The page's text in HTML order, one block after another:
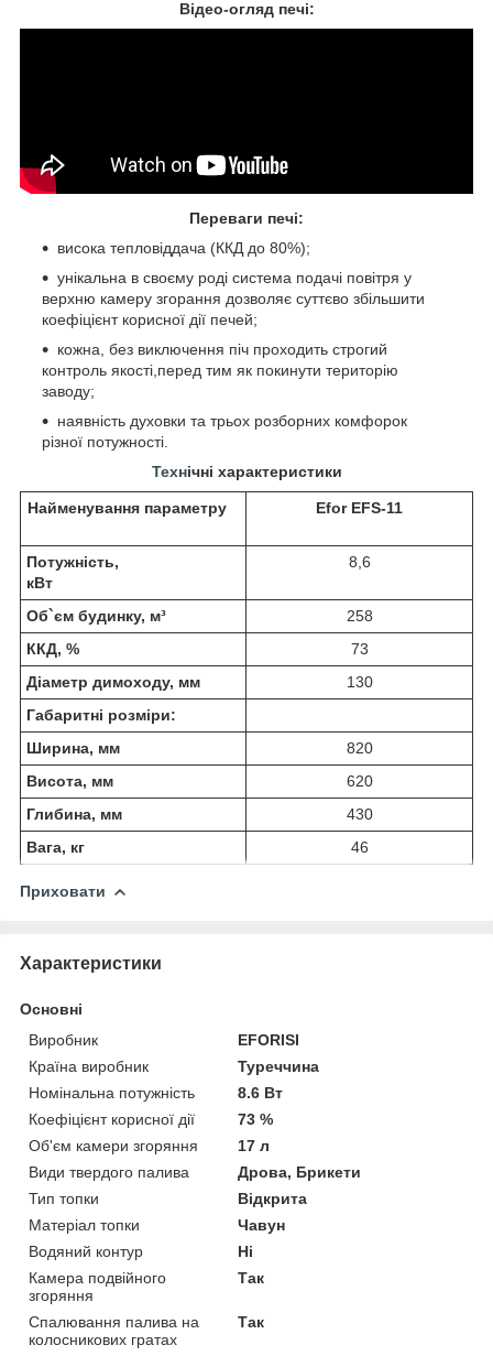
Відео-огляд печі:
Переваги печі:
висока тепловіддача (ККД до 80%);
унікальна в своєму роді система подачі повітря у
верхню камеру згорання дозволяє суттєво збільшити
коефіцієнт корисної дії печей;
кожна без виключення піч проходить строгий
контроль якості, перед тим як покинути територію
заводу;
наявність духовки та трьох розборних комфорок
різної потужності
Технічні характеристики
Найменування параметру Efor EFS-11
Потужність,
кВт
8,6
Об`єм будинку, м³
258
ККД, %
73
Діаметр димоходу, мм
130
Габаритні розміри:
Ширина, мм
820
Висота, мм
620
Глибина, мм
430
Вага, кг
46
Приховати
Характеристики
Основні
Виробник
EFORISI
Країна виробник
Туреччина
Номінальна потужність
8.6 Вт
Коефіцієнт корисної дії
73 %
Об'єм камери згоряння
17 л
Види твердого палива
Дрова, Брикети
Тип топки
Відкрита
Матеріал топки
Чавун
Водяний контур
Ні
Камера подвійного
згоряння
Так
Спалювання палива на
колосникових гратах
Так